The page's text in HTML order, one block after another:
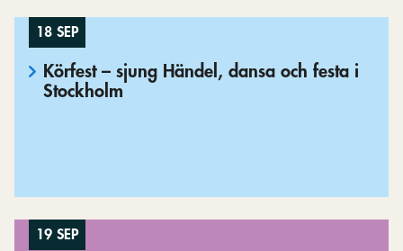
18 SEP
Körfest – sjung Händel, dansa och festa i
Stockholm
19 SEP